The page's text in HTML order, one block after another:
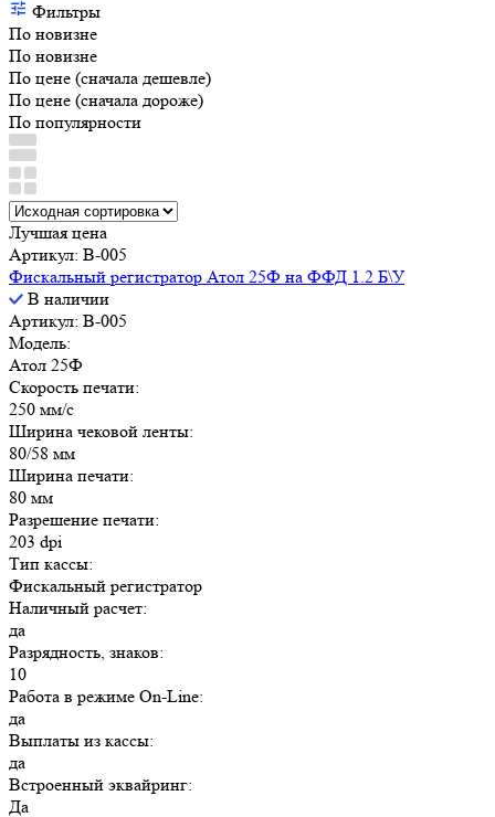
Фильтры
По новизне
По новизне
По цене (сначала дешевле)
По цене (сначала дороже)
По популярности
Лучшая цена
Артикул: B-005
Фискальный регистратор Атол 25Ф на ФФД 1.2 Б\У
В наличии
Артикул: B-005
Модель:
Атол 25Ф
Скорость печати:
250 мм/c
Ширина чековой ленты:
80/58 мм
Ширина печати:
80 мм
Разрешение печати:
203 dpi
Тип кассы:
Фискальный регистратор
Наличный расчет:
да
Разрядность, знаков:
10
Работа в режиме On-Line:
да
Выплаты из кассы:
да
Встроенный эквайринг:
Да